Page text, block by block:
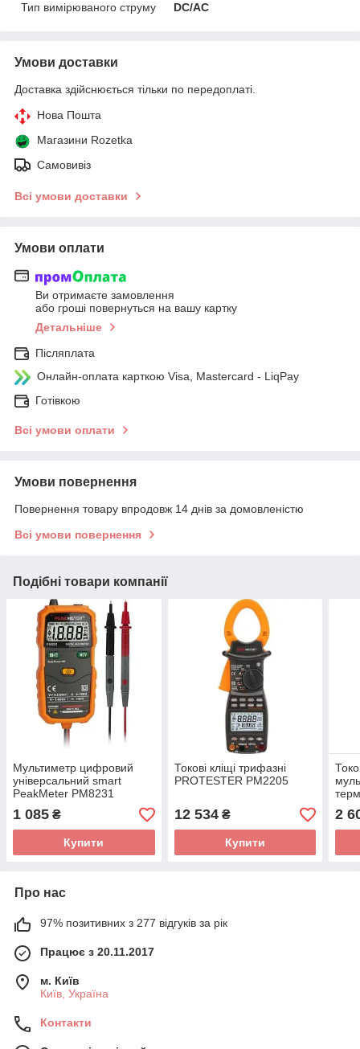
Тип вимірюваного струму
DC/AC
Умови доставки
Доставка здійснюється тільки по передоплаті.
Нова Пошта
Магазини Rozetka
Самовивіз
Всі умови доставки
Умови оплати
Ви отримаєте замовлення
або гроші повернуться на вашу картку
Детальніше
Післяплата
Онлайн-оплата карткою Visa, Mastercard - LiqPay
Готівкою
Всі умови оплати
Умови повернення
Повернення товару впродовж 14 днів за домовленістю
Всі умови повернення
Подібні товари компанії
Мультиметр цифровий
універсальний smart
PeakMeter PM8231
1 085 ₴
Купити
Токові кліщі трифазні
PROTESTER PM2205
12 534₴
Купити
2
Про нас
97% позитивних з 277 відгуків за рік
Працює з 20.11.2017
м. Київ
Київ, Україна
Контакти